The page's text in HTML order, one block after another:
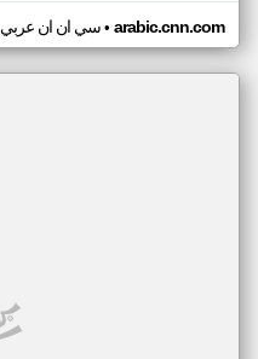
سي ان ان عربي• arabic.cnn.com